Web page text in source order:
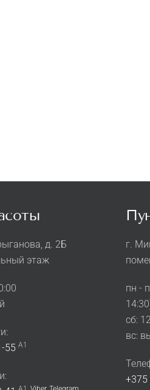
д. 2Б
этаж
55 A1
г.
пн -
cб:
вс:
+375